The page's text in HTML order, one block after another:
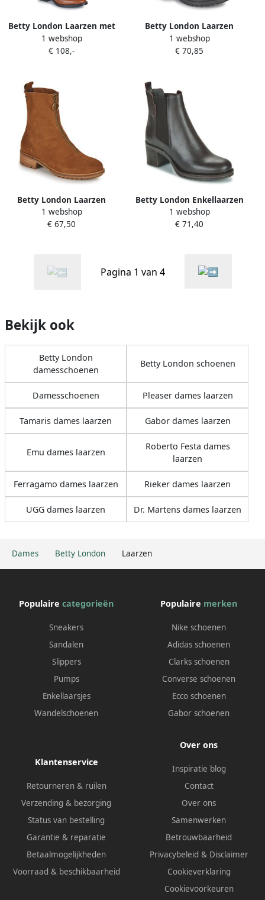
Dames Betty London Laarzen
Betty London Laarzen met
hakken ALICIA
1 webshop
€ 108,-
Betty London Laarzen
VERONIQUE
1 webshop
€ 70,85
Betty London Laarzen
Nadyne
1 webshop
€ 67,50
Betty London Enkellaarzen
LOUE
1 webshop
€ 71,40
Pagina 1 van 4
Bekijk ook
Betty London
damesschoenen
Betty London schoenen
Damesschoenen Pleaser dames laarzen
Tamaris dames laarzen Gabor dames laarzen
Emu dames laarzen
Roberto Festa dames
laarzen
Ferragamo dames laarzen Rieker dames laarzen
UGG dames laarzen Dr. Martens dames laarzen
Populaire categorieën
Sneakers
Sandalen
Slippers
Pumps
Enkellaarsjes
Wandelschoenen
Populaire merken
Nike schoenen
Adidas schoenen
Clarks schoenen
Converse schoenen
Ecco schoenen
Gabor schoenen
Klantenservice
Retourneren & ruilen
Verzending & bezorging
Status van bestelling
Garantie & reparatie
Betaalmogelijkheden
Voorraad & beschikbaarheid
Over ons
Inspiratie blog
Contact
Over ons
Samenwerken
Betrouwbaarheid
Privacybeleid & Disclaimer
Cookieverklaring
Cookievoorkeuren